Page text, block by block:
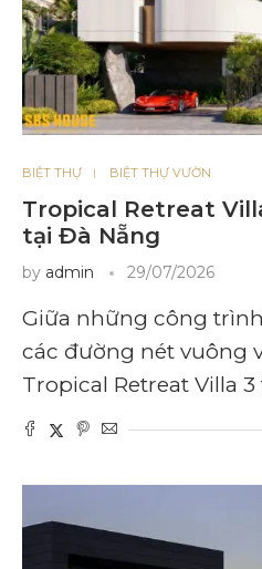
BIỆT THỰ BIỆT THỰ VƯỜN
Tropical Retreat
tại Đà Nẵng
by admin 29/07/2026
Giữa những công
các đường nét vuông
Tropical Retreat Villa